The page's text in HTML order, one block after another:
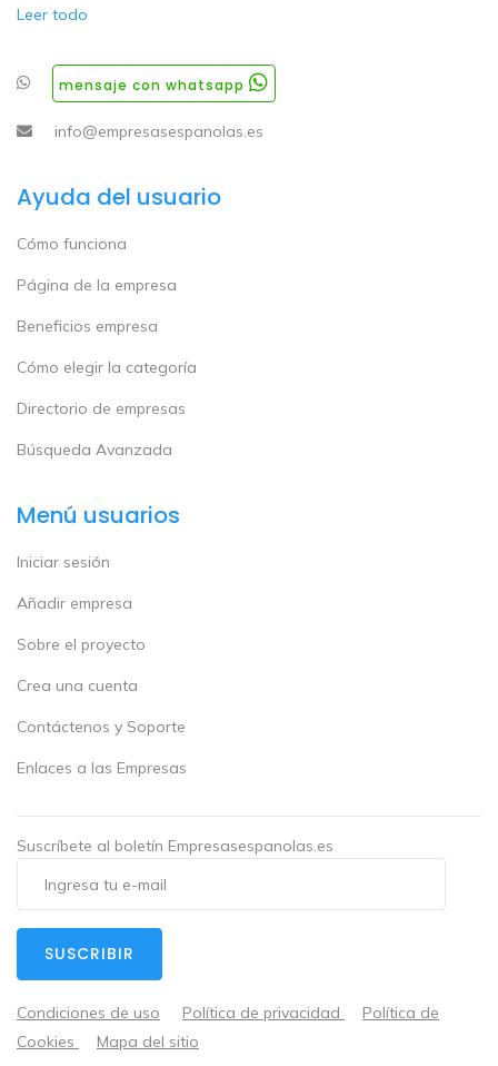
Leer todo
mensaje con whatsapp
info@empresasespanolas.es
Ayuda del usuario
Cómo funciona
Página de la empresa
Beneficios empresa
Cómo elegir la categoría
Directorio de empresas
Búsqueda Avanzada
Menú usuarios
Iniciar sesión
Añadir empresa
Sobre el proyecto
Crea una cuenta
Contáctenos y Soporte
Enlaces a las Empresas
Suscríbete al boletín Empresasespanolas.es
Condiciones de uso Política de privacidad
Política de
Cookies
Mapa del sitio
SUSCRIBIR